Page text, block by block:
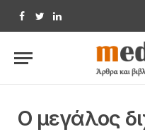
Facebook
TwitterLinkedIn
Ο μεγάλος